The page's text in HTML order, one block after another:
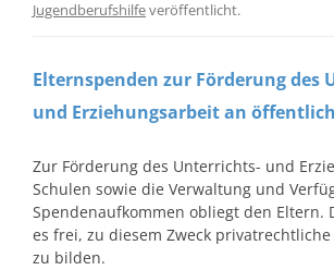
Jugendberufshilfeveröffentlicht.
Elternspenden zur Förderung des
und Erziehungsarbeit an
Zur Förderung des Unterrichts- und
Schulen sowie die Verwaltung und
Spendenaufkommen obliegt den Eltern.
es frei, zu diesem Zweck
zu bilden.